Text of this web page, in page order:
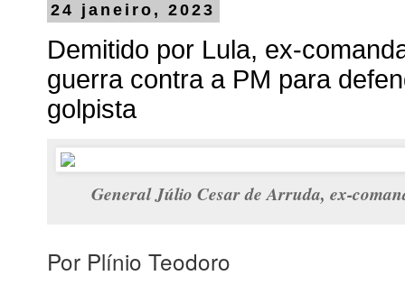
24 janeiro, 2023
Demitido por Lula, ex-
guerra contra a PM para
golpista
General Júlio Cesar de Arruda, ex-
Por Plínio Teodoro